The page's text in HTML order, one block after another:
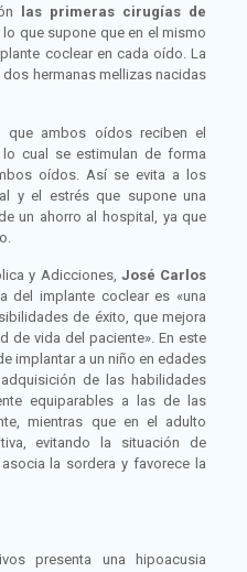
las primeras cirugías de
lo que supone que en el mismo
coclear en cada oído. La
hermanas mellizas nacidas
que ambos oídos reciben el
cual se estimulan de forma
oídos. Así se evita a los
y el estrés que supone una
un ahorro al hospital, ya que
y Adicciones, José Carlos
del implante coclear es «una
de éxito, que mejora
de vida del paciente». En este
implantar a un niño en edades
de las habilidades
equiparables a las de las
mientras que en el adulto
evitando la situación de
la sordera y favorece la
presenta una hipoacusia